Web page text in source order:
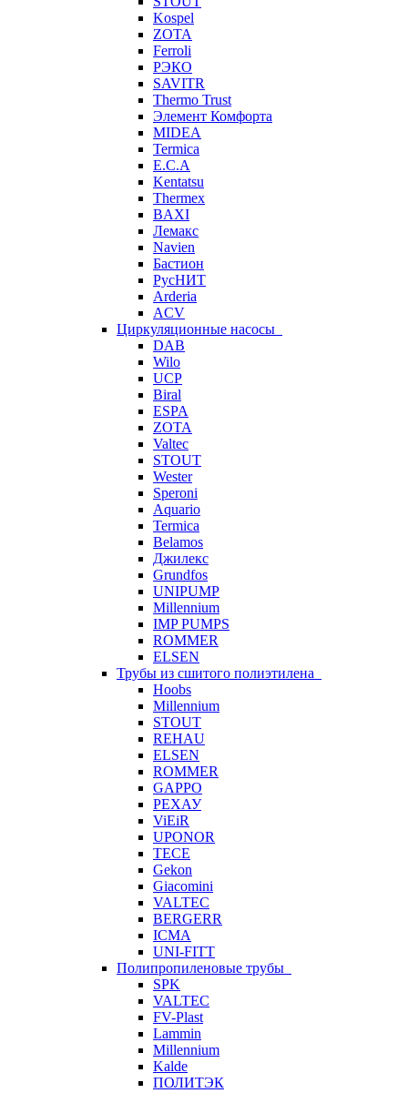
Kospel
ZOTA
Ferroli
РЭКО
SAVITR
Thermo Trust
Элемент Комфорта
MIDEA
Termica
E.C.A
Kentatsu
Thermex
BAXI
Лемакс
Navien
Бастион
РусНИТ
Arderia
ACV
Циркуляционные насосы
DAB
Wilo
UCP
Biral
ESPA
ZOTA
Valtec
STOUT
Wester
Speroni
Aquario
Termica
Belamos
Джилекс
Grundfos
UNIPUMP
Millennium
IMP PUMPS
ROMMER
ELSEN
Трубы из сшитого полиэтилена
Hoobs
Millennium
STOUT
REHAU
ELSEN
ROMMER
GAPPO
РЕХАУ
ViEiR
UPONOR
TECE
Gekon
Giacomini
VALTEC
BERGERR
ICMA
UNI-FITT
Полипропиленовые трубы
SPK
VALTEC
FV-Plast
Lammin
Millennium
Kalde
ПОЛИТЭК